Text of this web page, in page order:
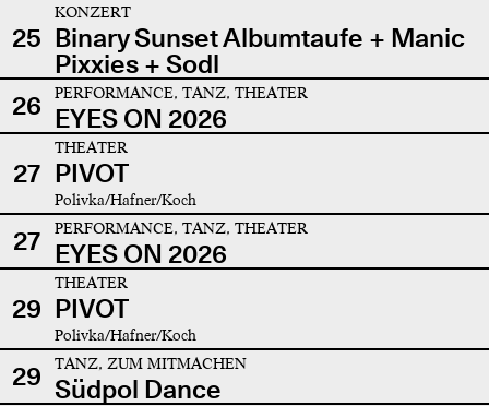
25
KONZERT
Binary Sunset Albumtaufe + Manic
Pixxies + Sodl
26
PERFORMANCE, TANZ, THEATER
EYES ON 2026
27
THEATER
PIVOT
Polivka/Hafner/Koch
27 PERFORMANCE, TANZ, THEATER
EYES ON 2026
29
THEATER
PIVOT
Polivka/Hafner/Koch
29 TANZ, ZUM MITMACHEN
Südpol Dance